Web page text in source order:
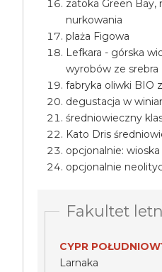
zatoka Green Bay,
nurkowania
plaża Figowa
Lefkara - górska
wyrobów ze srebra
fabryka oliwki BIO
degustacja w
średniowieczny
Kato Dris
opcjonalnie:
opcjonalnie
Fakultet
CYPR
Larnaka